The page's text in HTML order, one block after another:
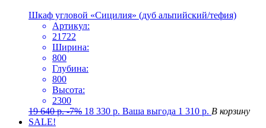
Шкаф угловой «Сицилия» (дуб альпийский/тефия)
Артикул:
21722
Ширина:
800
Глубина:
800
Высота:
2300
19 640р. -7% 18 330 р. Ваша выгода 1 310 р. В корзину
SALE!